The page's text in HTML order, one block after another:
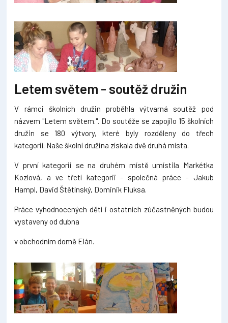
Letem světem - soutěž družin
V rámci školních družin proběhla výtvarná soutěž pod
názvem "Letem světem.". Do soutěže se zapojilo 15 školních
družin se 180 výtvory, které byly rozděleny do třech
kategorií. Naše školní družina získala dvě druhá místa.
V první kategorii se na druhém místě umístila Markétka
Kozlová, a ve třetí kategorii - společná práce - Jakub
Hampl, David Štětínský, Dominik Fluksa.
Práce vyhodnocených dětí i ostatních zúčastněných budou
vystaveny od dubna
v obchodním domě Elán.